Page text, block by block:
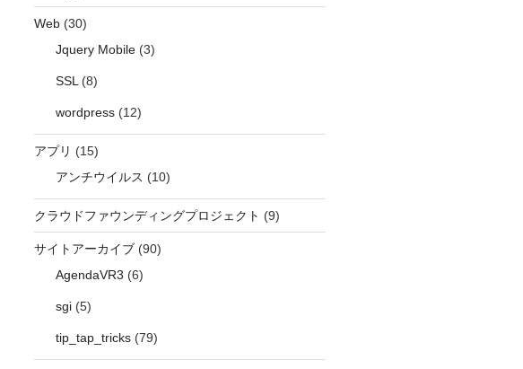
Web(30)
Jquery Mobile(3)
SSL(8)
wordpress(12)
アプリ (15)
アンチウイルス (10)
クラウドファウンディングプロジェクト (9)
サイトアーカイブ(90)
AgendaVR3 (6)
sgi(5)
tip_tap_tricks(79)